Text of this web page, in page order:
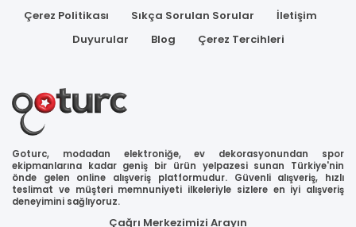
Çerez Politikası
Sıkça Sorulan Sorular
İletişim
Duyurular
Blog Çerez Tercihleri
Goturc, modadan elektroniğe, ev dekorasyonundan spor
ekipmanlarına kadar geniş bir ürün yelpazesi sunan Türkiye'nin
önde gelen online alışveriş platformudur. Güvenli alışveriş, hızlı
teslimat ve müşteri memnuniyeti ilkeleriyle sizlere en iyi alışveriş
deneyimini sağlıyoruz.
Çağrı Merkezimizi Arayın